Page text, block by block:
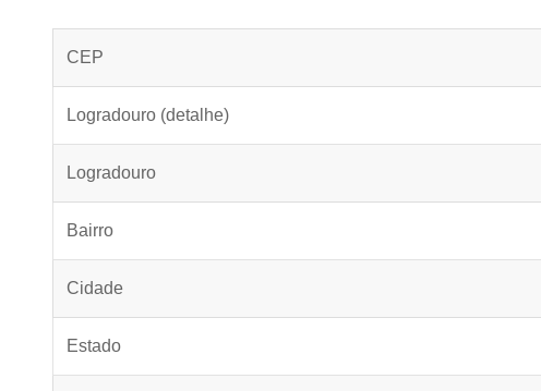
CEP
Logradouro (detalhe)
Logradouro
Bairro
Cidade
Estado